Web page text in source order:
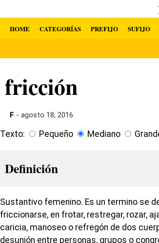
HOME CATEGORÍAS PREFIJO SUFIJO
fricción
F - agosto 18, 2016
Texto: Pequeño Mediano
Definición
Sustantivo femenino. Es un termino se
friccionarse, en frotar, restregar, rozar,
caricia, manoseo o refregón de dos
desunión entre personas, grupos o